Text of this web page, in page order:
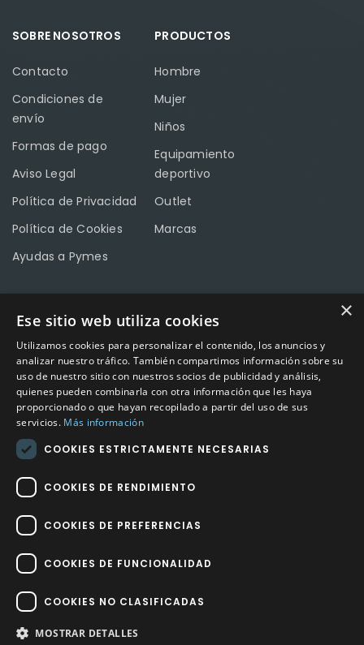
SOBRE NOSOTROS
Contacto
Condiciones de
envío
Formas de pago
Aviso Legal
Política de Privacidad
Política de Cookies
Ayudas a Pymes
PRODUCTOS
Hombre
Mujer
Niños
Equipamiento
deportivo
Outlet
Marcas
CONTACTO
Calle Méndez Núñez nº3 – Fuente Palmera 14120 Córdoba
Teléfono957 04 96 57
Emailinfo@factory-sport.es
HORARIO COMERCIAL
Lunes a viernes
10:00 a 14:00 / 18:00 a 21:00
Factory Sport 2023© – Todos los derechos reservados | Hecho por
Impulsoh Performance Marketing
×
Ese sitio web utiliza cookies
Utilizamos cookies para personalizar el contenido, los anuncios y
analizar nuestro tráfico. También compartimos información sobre su
uso de nuestro sitio con nuestros socios de publicidad y análisis,
quienes pueden combinarla con otra información que les haya
proporcionado o que hayan recopilado a partir del uso de sus
servicios. Más información
COOKIES ESTRICTAMENTE NECESARIAS
COOKIES DE RENDIMIENTO
COOKIES DE PREFERENCIAS
COOKIES DE FUNCIONALIDAD
COOKIES NO CLASIFICADAS
MOSTRAR DETALLES